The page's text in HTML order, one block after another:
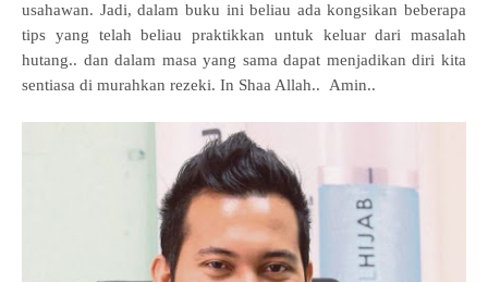
usahawan. Jadi, dalam buku ini beliau ada kongsikan beberapa
tips yang telah beliau praktikkan untuk keluar dari masalah
hutang.. dan dalam masa yang sama dapat menjadikan diri kita
sentiasa di murahkan rezeki. In Shaa Allah.. Amin..